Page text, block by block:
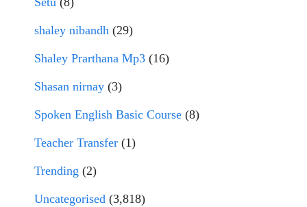
shaley nibandh (29)
Shaley Prarthana Mp3 (16)
Shasan nirnay (3)
Spoken English Basic Course (8)
Teacher Transfer (1)
Trending (2)
Uncategorised (3,818)